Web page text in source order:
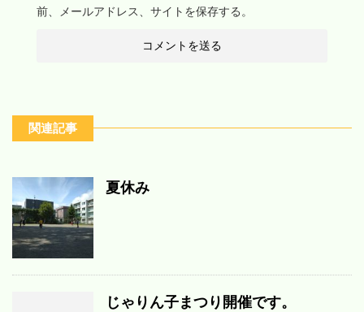
前、メールアドレス、サイトを保存する。
関連記事
夏休み
じゃりん子まつり開催です。